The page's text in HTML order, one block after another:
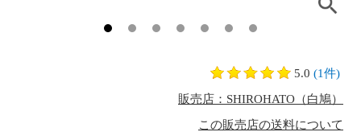
5.0 (1件)
販売店：SHIROHATO（白鳩）
この販売店の送料について